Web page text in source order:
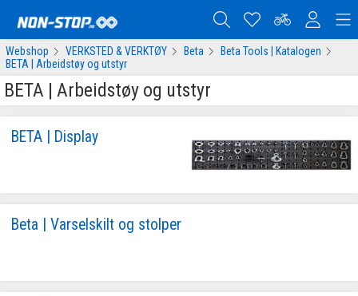
Webshop VERKSTED & VERKTØY Beta
Beta Tools | Katalogen
BETA | Arbeidstøy og utstyr
BETA | Arbeidstøy og utstyr
BETA | Display
Beta | Varselskilt og stolper